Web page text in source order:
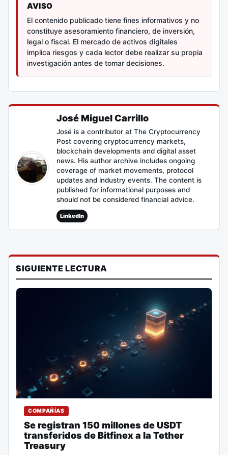
AVISO
El contenido publicado tiene fines informativos y no
constituye asesoramiento financiero, de inversión,
legal o fiscal. El mercado de activos digitales
implica riesgos y cada lector debe realizar su propia
investigación antes de tomar decisiones.
José Miguel Carrillo
José is a contributor at The Cryptocurrency
Post covering cryptocurrency markets,
blockchain developments and digital asset
news. His author archive includes ongoing
coverage of market movements, protocol
updates and industry events. The content is
published for informational purposes and
should not be considered financial advice.
LinkedIn
SIGUIENTE LECTURA
COMPAÑÍAS
Se registran 150 millones de USDT
transferidos de Bitfinex a la Tether
Treasury